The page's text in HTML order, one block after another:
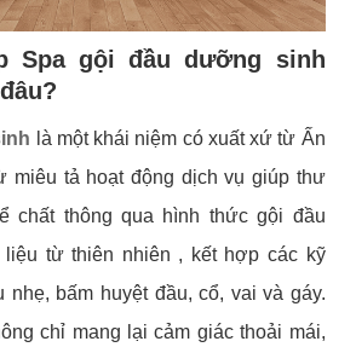
Spa gội đầu dưỡng sinh
là một khái niệm có xuất xứ từ Ấn
miêu tả hoạt động dịch vụ giúp thư
chất thông qua hình thức gội đầu
liệu từ thiên nhiên , kết hợp các kỹ
nhẹ, bấm huyệt đầu, cổ, vai và gáy.
chỉ mang lại cảm giác thoải mái,